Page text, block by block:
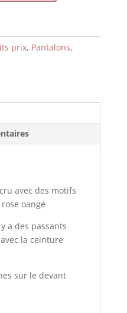
prix, Pantalons,
avec des motifs
oangé
a des passants
la ceinture
sur le devant